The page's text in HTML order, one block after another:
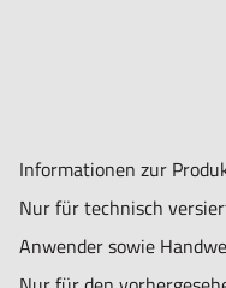
Informationen zur
Nur für technisch
Anwender sowie